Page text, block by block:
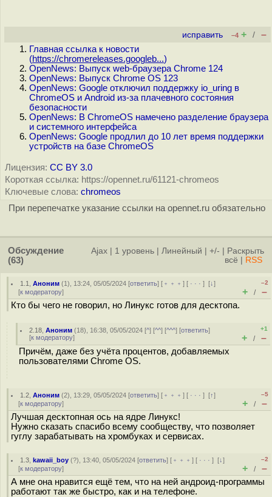
исправить –4 + / –
Главная ссылка к новости
(https://chromereleases.googleb...)
OpenNews: Выпуск web-браузера Chrome 124
OpenNews: Выпуск Chrome OS 123
OpenNews: Google отключил поддержку io_uring в
ChromeOS и Android из-за плачевного состояния
безопасности
OpenNews: В ChromeOS намечено разделение браузера
и системного интерфейса
OpenNews: Google продлил до 10 лет время поддержки
устройств на базе ChromeOS
Лицензия: CC BY 3.0
Короткая ссылка: https://opennet.ru/61121-chromeos
Ключевые слова: chromeos
При перепечатке указание ссылки на opennet.ru обязательно
Обсуждение
(63)
Ajax 1 уровень Линейный +/-
Раскрыть
всё
RSS
1.1 ,Аноним (1), 13:24, 05/05/2024 [ответить] [ ﹢﹢﹢] [ · · ·][↓]
[к модератору]
–2
+ / –
Кто бы чего не говорил, но Линукс готов для десктопа.
2.18 ,Аноним (18), 16:38, 05/05/2024 [^] [^^] [^^^] [ответить]
[к модератору]
+1
+ / –
Причём, даже без учёта процентов, добавляемых
пользователями Chrome OS.
1.2 ,Аноним (2), 13:29, 05/05/2024 [ответить] [ ﹢﹢﹢] [ · · ·][↑]
[к модератору]
–5
+ / –
Лучшая десктопная ось на ядре Линукс!
Нужно сказать спасибо всему сообществу, что позволяет
гуглу зарабатывать на хромбуках и сервисах.
1.3 ,kawaii_boy (?), 13:40, 05/05/2024 [ответить] [ ﹢﹢﹢] [ · · ·][↓]
[к модератору]
–2
+ / –
А мне она нравится ещё тем, что на ней андроид-программы
работают так же быстро, как и на телефоне.